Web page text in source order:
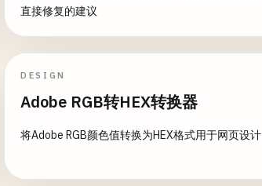
直接修复的建议
DESIGN
Adobe RGB转HEX转换器
将Adobe RGB颜色值转换为HEX格式用于网页设计